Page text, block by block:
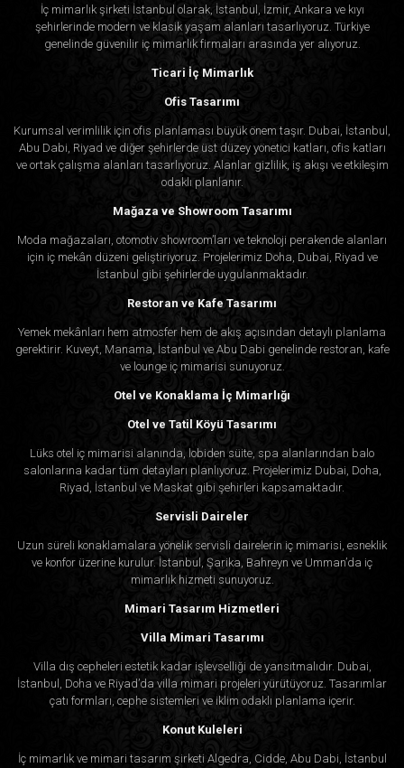
İç mimarlık şirketi İstanbul olarak, İstanbul, İzmir, Ankara ve kıyı
şehirlerinde modern ve klasik yaşam alanları tasarlıyoruz. Türkiye
genelinde güvenilir iç mimarlık firmaları arasında yer alıyoruz.
Ticari İç Mimarlık
Ofis Tasarımı
Kurumsal verimlilik için ofis planlaması büyük önem taşır. Dubai, İstanbul,
Abu Dabi, Riyad ve diğer şehirlerde üst düzey yönetici katları, ofis katları
ve ortak çalışma alanları tasarlıyoruz. Alanlar gizlilik, iş akışı ve etkileşim
odaklı planlanır.
Mağaza ve Showroom Tasarımı
Moda mağazaları, otomotiv showroom’ları ve teknoloji perakende alanları
için iç mekân düzeni geliştiriyoruz. Projelerimiz Doha, Dubai, Riyad ve
İstanbul gibi şehirlerde uygulanmaktadır.
Restoran ve Kafe Tasarımı
Yemek mekânları hem atmosfer hem de akış açısından detaylı planlama
gerektirir. Kuveyt, Manama, İstanbul ve Abu Dabi genelinde restoran, kafe
ve lounge iç mimarisi sunuyoruz.
Otel ve Konaklama İç Mimarlığı
Otel ve Tatil Köyü Tasarımı
Lüks otel iç mimarisi alanında, lobiden süite, spa alanlarından balo
salonlarına kadar tüm detayları planlıyoruz. Projelerimiz Dubai, Doha,
Riyad, İstanbul ve Maskat gibi şehirleri kapsamaktadır.
Servisli Daireler
Uzun süreli konaklamalara yönelik servisli dairelerin iç mimarisi, esneklik
ve konfor üzerine kurulur. İstanbul, Şarika, Bahreyn ve Umman’da iç
mimarlık hizmeti sunuyoruz.
Mimari Tasarım Hizmetleri
Villa Mimari Tasarımı
Villa dış cepheleri estetik kadar işlevselliği de yansıtmalıdır. Dubai,
İstanbul, Doha ve Riyad’da villa mimari projeleri yürütüyoruz. Tasarımlar
çatı formları, cephe sistemleri ve iklim odaklı planlama içerir.
Konut Kuleleri
İç mimarlık ve mimari tasarım şirketi Algedra, Cidde, Abu Dabi, İstanbul